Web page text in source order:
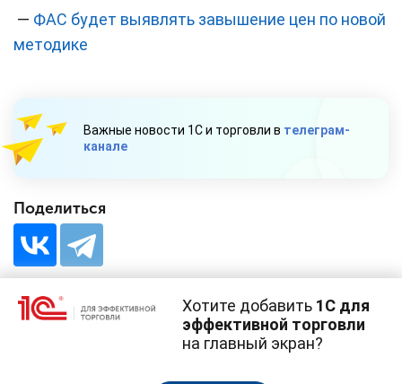
— ФАС будет выявлять завышение цен по новой
методике
Важные новости 1С и торговли в телеграм-
канале
Поделиться
cookie-файлы (файлы с данными о прошлых
Хотите добавить 1С для
эффективной торговли
на главный экран?